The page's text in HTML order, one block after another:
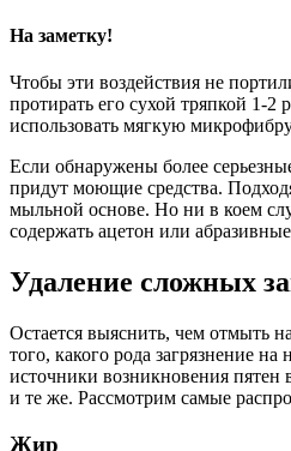
На заметку!
Чтобы эти воздействия не
протирать его сухой тряпкой 1-
использовать мягкую
Если обнаружены более
придут моющие средства.
мыльной основе. Но ни в коем
содержать ацетон или
Удаление сложных
Остается выяснить, чем отмыть
того, какого рода загрязнение
источники возникновения пятен
и те же. Рассмотрим самые
Жир